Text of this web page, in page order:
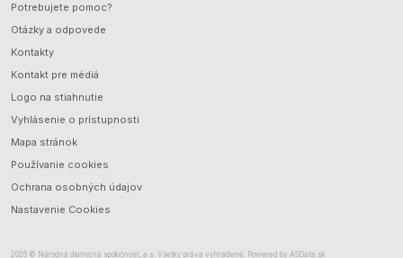
Potrebujete pomoc?
Otázky a odpovede
Kontakty
Kontakt pre médiá
Logo na stiahnutie
Vyhlásenie o prístupnosti
Mapa stránok
Používanie cookies
Ochrana osobných údajov
Nastavenie Cookies
2026 © Národná diaľničná spoločnosť, a.s. Všetky práva vyhradené. Powered by ASData.sk